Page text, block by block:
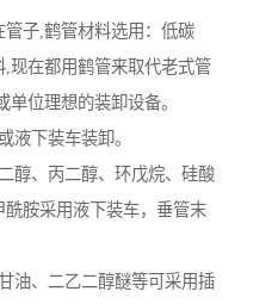
子,鹤管材料选用：低碳
现在都用鹤管来取代老式管
位理想的装卸设备。
液下装车装卸。
醇、丙二醇、环戊烷、硅酸
胺采用液下装车，垂管末
油、二乙二醇醚等可采用插